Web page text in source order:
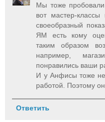
Мы тоже
вот мастер-
своеобразный
ЯМ есть кому
таким образом
например,
понравились ваши
И у Анфисы тоже не
работой. Поэтому
Ответить